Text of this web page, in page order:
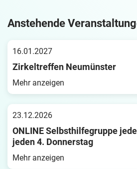
Anstehende
16.01.2027
Zirkeltreffen Neumünster
Mehr anzeigen
23.12.2026
ONLINE Selbsthilfegruppe
jeden 4. Donnerstag
Mehr anzeigen